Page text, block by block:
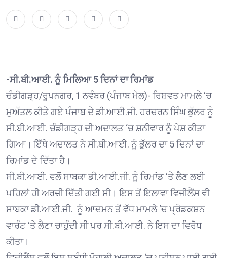
-ਸੀ.ਬੀ.ਆਈ. ਨੂੰ ਮਿਲਿਆ 5 ਦਿਨਾਂ ਦਾ ਰਿਮਾਂਡ
ਚੰਡੀਗੜ੍ਹ/ਰੂਪਨਗਰ, 1 ਨਵੰਬਰ (ਪੰਜਾਬ ਮੇਲ)- ਰਿਸ਼ਵਤ ਮਾਮਲੇ ‘ਚ
ਮੁਅੱਤਲ ਕੀਤੇ ਗਏ ਪੰਜਾਬ ਦੇ ਡੀ.ਆਈ.ਜੀ. ਹਰਚਰਨ ਸਿੰਘ ਭੁੱਲਰ ਨੂੰ
ਸੀ.ਬੀ.ਆਈ. ਚੰਡੀਗੜ੍ਹ ਦੀ ਅਦਾਲਤ ‘ਚ ਸ਼ਨੀਵਾਰ ਨੂੰ ਪੇਸ਼ ਕੀਤਾ
ਗਿਆ। ਇੱਥੇ ਅਦਾਲਤ ਨੇ ਸੀ.ਬੀ.ਆਈ. ਨੂੰ ਭੁੱਲਰ ਦਾ 5 ਦਿਨਾਂ ਦਾ
ਰਿਮਾਂਡ ਦੇ ਦਿੱਤਾ ਹੈ।
ਸੀ.ਬੀ.ਆਈ. ਵਲੋਂ ਸਾਬਕਾ ਡੀ.ਆਈ.ਜੀ. ਨੂੰ ਰਿਮਾਂਡ ‘ਤੇ ਲੈਣ ਲਈ
ਪਹਿਲਾਂ ਹੀ ਅਰਜ਼ੀ ਦਿੱਤੀ ਗਈ ਸੀ। ਇਸ ਤੋਂ ਇਲਾਵਾ ਵਿਜੀਲੈਂਸ ਵੀ
ਸਾਬਕਾ ਡੀ.ਆਈ.ਜੀ. ਨੂੰ ਆਦਮਨ ਤੋਂ ਵੱਧ ਮਾਮਲੇ ‘ਚ ਪ੍ਰੋਡਕਸ਼ਨ
ਵਾਰੰਟ ‘ਤੇ ਲੈਣਾ ਚਾਹੁੰਦੀ ਸੀ ਪਰ ਸੀ.ਬੀ.ਆਈ. ਨੇ ਇਸ ਦਾ ਵਿਰੋਧ
ਕੀਤਾ।